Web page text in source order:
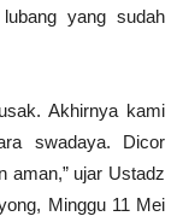
yang sudah
Akhirnya kami
swadaya. Dicor
aman,” ujar Ustadz
Minggu 11 Mei